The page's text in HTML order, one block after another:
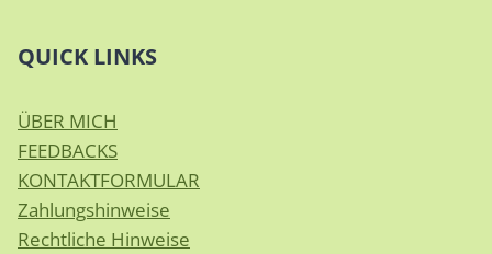
QUICK LINKS
ÜBER MICH
FEEDBACKS
KONTAKTFORMULAR
Zahlungshinweise
Rechtliche Hinweise